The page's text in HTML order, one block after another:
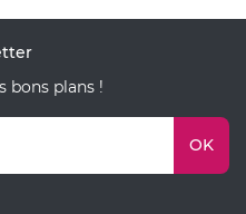
bons plans !
OK